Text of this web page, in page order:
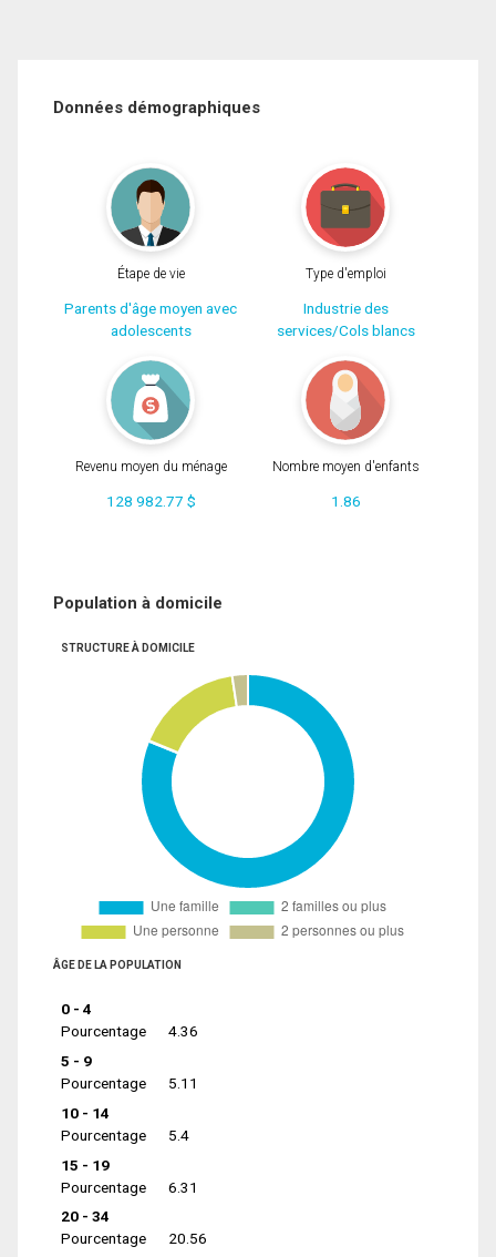
Données démographiques
Étape de vie
Parents d'âge moyen avec
adolescents
Type d'emploi
Industrie des
services/Cols blancs
Revenu moyen du ménage
128 982.77 $
Nombre moyen d'enfants
1.86
Population à domicile
STRUCTURE À DOMICILE
ÂGE DE LA POPULATION
0 - 4
Pourcentage
4.36
5 - 9
Pourcentage
5.11
10 - 14
Pourcentage
5.4
15 - 19
Pourcentage
6.31
20 - 34
Pourcentage
20.56